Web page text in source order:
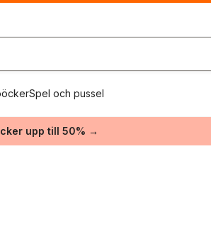
Spel och pussel
upp till 50% →